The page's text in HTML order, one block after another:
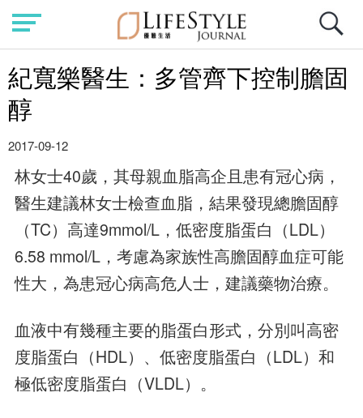
紀寬樂醫生：多管齊下控制膽固
醇
2017-09-12
林女士40歲，其母親血脂高企且患有冠心病，
醫生建議林女士檢查血脂，結果發現總膽固醇
（TC）高達9mmol/L，低密度脂蛋白（LDL）
6.58 mmol/L，考慮為家族性高膽固醇血症可能
性大，為患冠心病高危人士，建議藥物治療。
血液中有幾種主要的脂蛋白形式，分別叫高密
度脂蛋白（HDL）、低密度脂蛋白（LDL）和
極低密度脂蛋白（VLDL）。